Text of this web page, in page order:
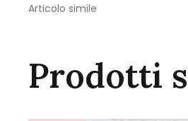
Articolo simile
Prodotti